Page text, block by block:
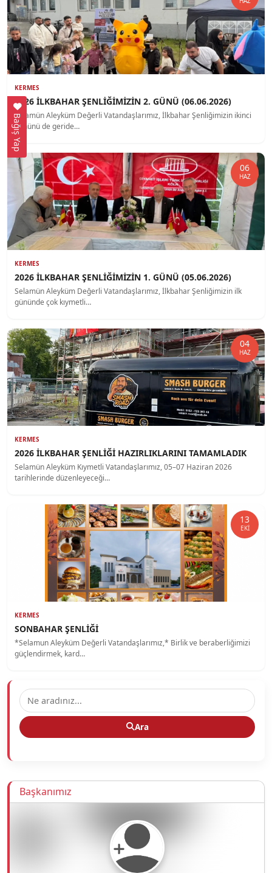
Bağış Yap
KERMES
2026 İLKBAHAR ŞENLİĞİMİZİN 2. GÜNÜ (06.06.2026)
Selamün Aleyküm Değerli Vatandaşlarımız, İlkbahar Şenliğimizin ikinci
gününü de geride…
06
HAZ
KERMES
2026 İLKBAHAR ŞENLİĞİMİZİN 1. GÜNÜ (05.06.2026)
Selamün Aleyküm Değerli Vatandaşlarımız, İlkbahar Şenliğimizin ilk
gününde çok kıymetli…
04
HAZ
KERMES
2026 İLKBAHAR ŞENLİĞİ HAZIRLIKLARINI TAMAMLADIK
Selamün Aleyküm Kıymetli Vatandaşlarımız, 05–07 Haziran 2026
tarihlerinde düzenleyeceği…
13
EKI
KERMES
SONBAHAR ŞENLİĞİ
*Selamun Aleyküm Değerli Vatandaşlarımız,* Birlik ve beraberliğimizi
güçlendirmek, kard…
Ara
Başkanımız